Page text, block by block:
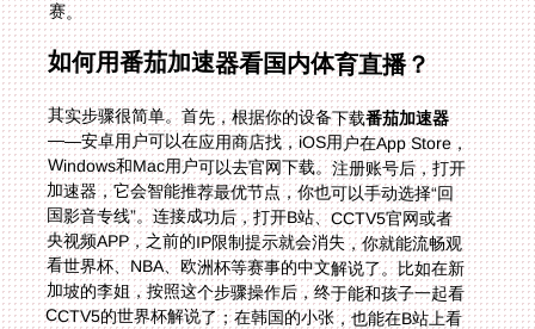
赛。
如何用番茄加速器看国内体育直播？
其实步骤很简单。首先，根据你的设备下载番茄加速器
——安卓用户可以在应用商店找，iOS用户在App Store，
Windows和Mac用户可以去官网下载。注册账号后，打开
加速器，它会智能推荐最优节点，你也可以手动选择“回
国影音专线”。连接成功后，打开B站、CCTV5官网或者
央视频APP，之前的IP限制提示就会消失，你就能流畅观
看世界杯、NBA、欧洲杯等赛事的中文解说了。比如在新
加坡的李姐，按照这个步骤操作后，终于能和孩子一起看
CCTV5的世界杯解说了；在韩国的小张，也能在B站上看